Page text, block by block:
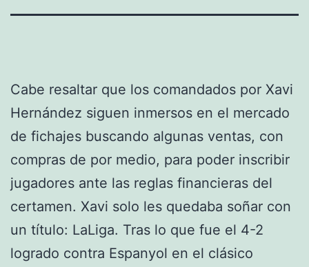
Cabe resaltar que los comandados por Xavi
Hernández siguen inmersos en el mercado
de fichajes buscando algunas ventas, con
compras de por medio, para poder inscribir
jugadores ante las reglas financieras del
certamen. Xavi solo les quedaba soñar con
un título: LaLiga. Tras lo que fue el 4-2
logrado contra Espanyol en el clásico